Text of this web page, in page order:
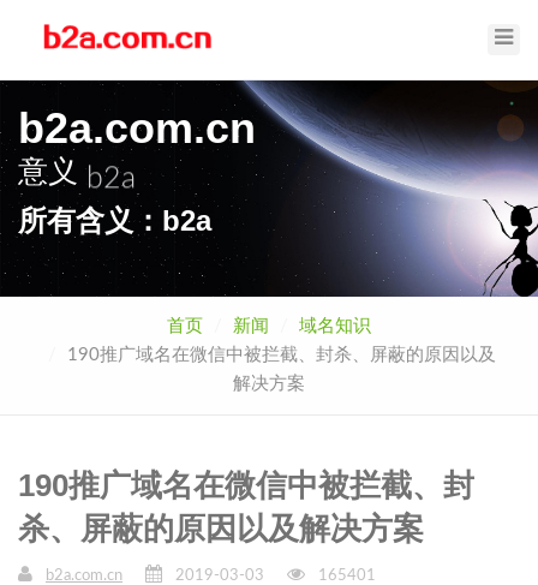
b2a.com.cn
意义b2a
所有含义：b2a
首页 新闻
域名知识
190推广域名在微信中被拦截、封杀、屏蔽的原因以及
解决方案
190推广域名在微信中被拦截、封
杀、屏蔽的原因以及解决方案
b2a.com.cn 2019-03-03 165401